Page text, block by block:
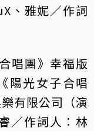
、雅妮／作詞
唱團》幸福版
陽光女子合唱
有限公司（演
／作詞人：林